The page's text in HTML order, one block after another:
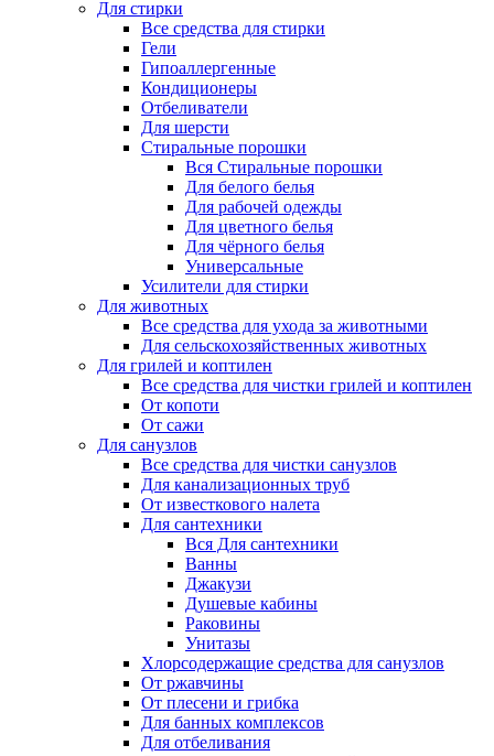
Для стирки
Все средства для стирки
Гели
Гипоаллергенные
Кондиционеры
Отбеливатели
Для шерсти
Стиральные порошки
Вся Стиральные порошки
Для белого белья
Для рабочей одежды
Для цветного белья
Для чёрного белья
Универсальные
Усилители для стирки
Для животных
Все средства для ухода за животными
Для сельскохозяйственных животных
Для грилей и коптилен
Все средства для чистки грилей и коптилен
От копоти
От сажи
Для санузлов
Все средства для чистки санузлов
Для канализационных труб
От известкового налета
Для сантехники
Вся Для сантехники
Ванны
Джакузи
Душевые кабины
Раковины
Унитазы
Хлорсодержащие средства для санузлов
От ржавчины
От плесени и грибка
Для банных комплексов
Для отбеливания